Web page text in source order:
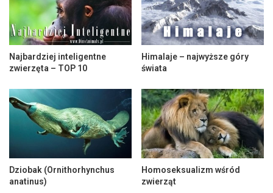
Najbardziej inteligentne
zwierzęta – TOP 10
Himalaje – najwyższe góry
świata
Dziobak (Ornithorhynchus
anatinus)
Homoseksualizm wśród
zwierząt